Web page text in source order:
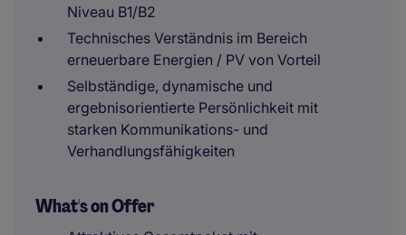
Niveau B1/B2
Technisches Verständnis im Bereich
erneuerbare Energien / PV von Vorteil
Selbständige, dynamische und
ergebnisorientierte Persönlichkeit mit
starken Kommunikations- und
Verhandlungsfähigkeiten
What's on Offer